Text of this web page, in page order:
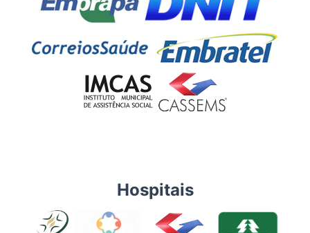
Hospitais